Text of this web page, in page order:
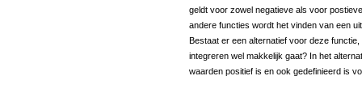
geldt voor zowel negatieve als voor
andere functies wordt het vinden van een
Bestaat er een alternatief voor deze
integreren wel makkelijk gaat? In het
waarden positief is en ook gedefinieerd is